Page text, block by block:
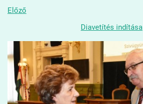
Előző
Diavetítés indítása